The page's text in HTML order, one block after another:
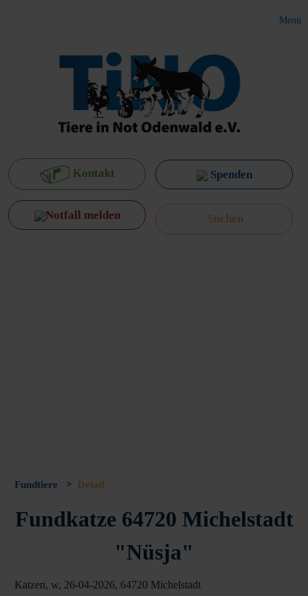
Menü
Kontakt Spenden
Notfall melden
Fundtiere > Detail
Fundkatze 64720 Michelstadt
"Nüsja"
Katzen, w, 26-04-2026, 64720 Michelstadt